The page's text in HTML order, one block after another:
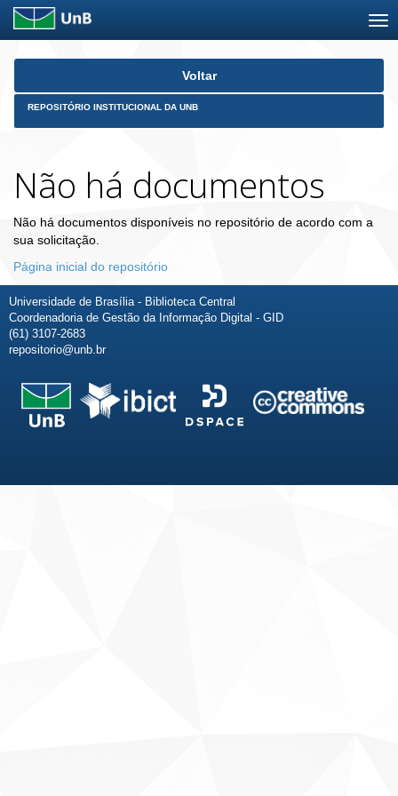
Skip
Voltar
REPOSITÓRIO INSTITUCIONAL DA UNB
Não há documentos
Não há documentos disponíveis no repositório de acordo com a
sua solicitação.
Página inicial do repositório
Universidade de Brasília - Biblioteca Central
Coordenadoria de Gestão da Informação Digital - GID
(61) 3107-2683
repositorio@unb.br